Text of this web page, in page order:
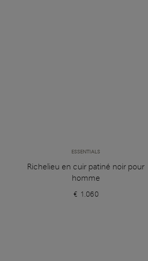
ESSENTIALS
Richelieu en cuir patiné noir pour
homme
€ 1.060